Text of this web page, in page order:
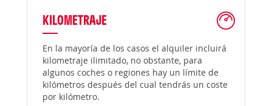
KILOMETRAJE
En la mayoría de los casos el alquiler incluirá
kilometraje ilimitado, no obstante, para
algunos coches o regiones hay un límite de
kilómetros después del cual tendrás un coste
por kilómetro.